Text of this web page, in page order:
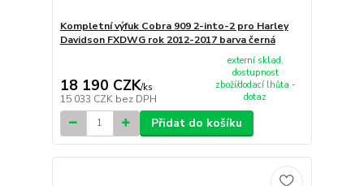
Kompletní výfuk Cobra 909 2-into-2 pro Harley
Davidson FXDWG rok 2012-2017 barva černá
18 190 CZK/ks
15 033 CZK bez DPH
externí sklad,
dostupnost
zboží/dodací lhůta -
dotaz
Přidat do košíku